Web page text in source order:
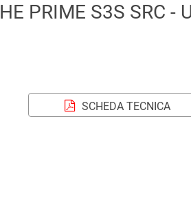
PRIME S3S SRC -
SCHEDA TECNICA